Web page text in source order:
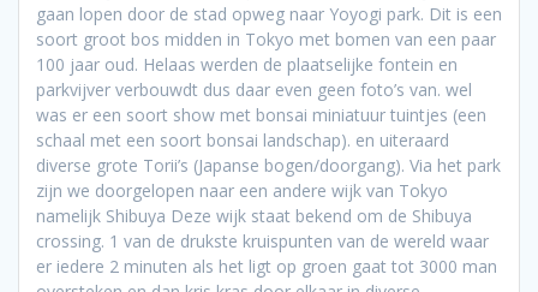
gaan lopen door de stad opweg naar Yoyogi park. Dit is een
soort groot bos midden in Tokyo met bomen van een paar
100 jaar oud. Helaas werden de plaatselijke fontein en
parkvijver verbouwdt dus daar even geen foto’s van. wel
was er een soort show met bonsai miniatuur tuintjes (een
schaal met een soort bonsai landschap). en uiteraard
diverse grote Torii’s (Japanse bogen/doorgang). Via het park
zijn we doorgelopen naar een andere wijk van Tokyo
namelijk Shibuya Deze wijk staat bekend om de Shibuya
crossing. 1 van de drukste kruispunten van de wereld waar
er iedere 2 minuten als het ligt op groen gaat tot 3000 man